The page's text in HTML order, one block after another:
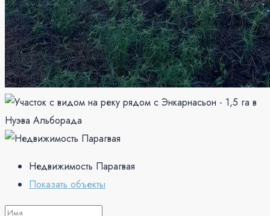
Недвижимость Парагвая
Показать объекты